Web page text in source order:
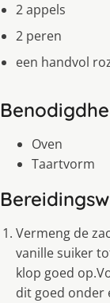
2 appels
2 peren
een handvol
Oven
Taartvorm
Vermeng de
vanille suiker
klop goed
dit goed onder